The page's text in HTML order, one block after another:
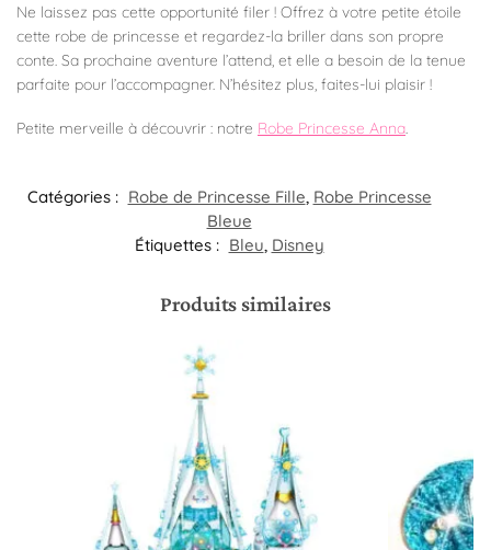
Ne laissez pas cette opportunité filer ! Offrez à votre petite étoile
cette robe de princesse et regardez-la briller dans son propre
conte. Sa prochaine aventure l’attend, et elle a besoin de la tenue
parfaite pour l’accompagner. N’hésitez plus, faites-lui plaisir !
Petite merveille à découvrir : notre Robe Princesse Anna.
Catégories : Robe de Princesse Fille, Robe Princesse
Bleue
Étiquettes : Bleu, Disney
Produits similaires